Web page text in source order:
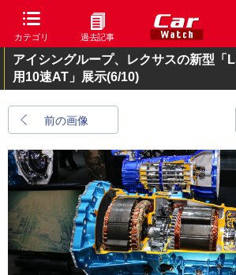
カテゴリ 過去記事
アイシングループ、レクサスの新型「
用10速AT」展示(6/10)
前の画像